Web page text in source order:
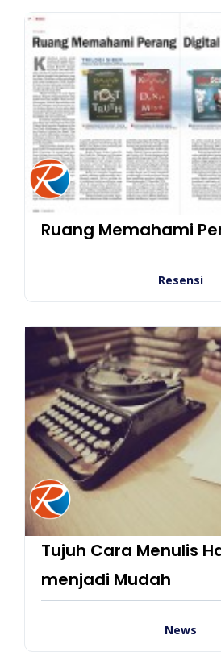
Ruang Memahami
Resensi
Tujuh Cara Menulis
menjadi Mudah
News